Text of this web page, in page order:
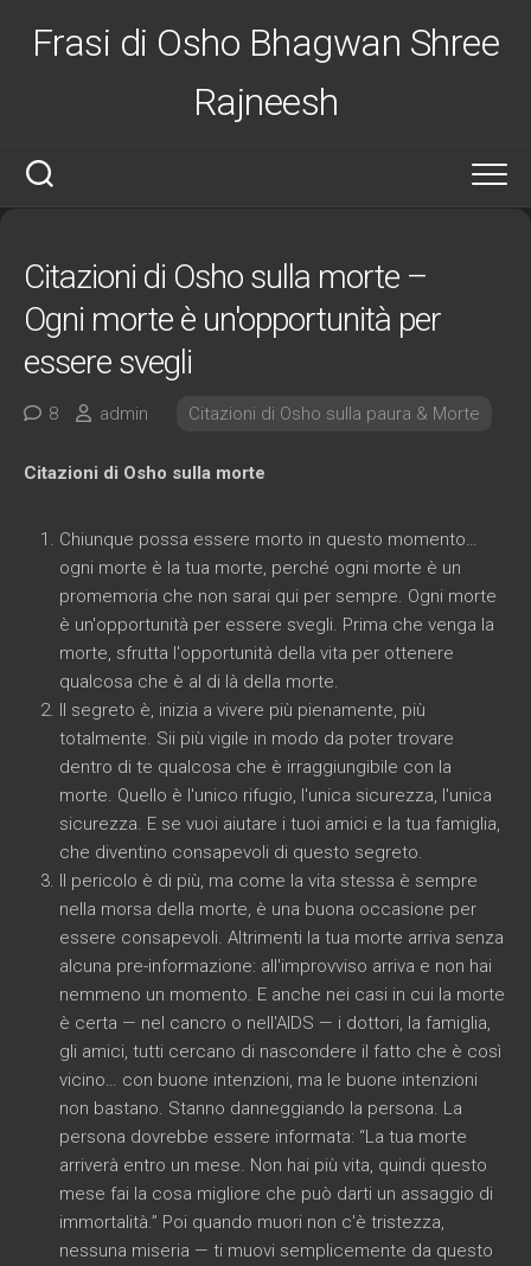
Frasi di Osho Bhagwan Shree
Rajneesh
Citazioni di Osho sulla morte –
Ogni morte è un'opportunità per
essere svegli
8 admin Citazioni di Osho sulla paura & Morte
Citazioni di Osho sulla morte
Chiunque possa essere morto in questo momento…
ogni morte è la tua morte, perché ogni morte è un
promemoria che non sarai qui per sempre. Ogni morte
è un'opportunità per essere svegli. Prima che venga la
morte, sfrutta l'opportunità della vita per ottenere
qualcosa che è al di là della morte.
Il segreto è, inizia a vivere più pienamente, più
totalmente. Sii più vigile in modo da poter trovare
dentro di te qualcosa che è irraggiungibile con la
morte. Quello è l'unico rifugio, l'unica sicurezza, l'unica
sicurezza. E se vuoi aiutare i tuoi amici e la tua famiglia,
che diventino consapevoli di questo segreto.
Il pericolo è di più, ma come la vita stessa è sempre
nella morsa della morte, è una buona occasione per
essere consapevoli. Altrimenti la tua morte arriva senza
alcuna pre-informazione: all'improvviso arriva e non hai
nemmeno un momento. E anche nei casi in cui la morte
è certa — nel cancro o nell'AIDS — i dottori, la famiglia,
gli amici, tutti cercano di nascondere il fatto che è così
vicino… con buone intenzioni, ma le buone intenzioni
non bastano. Stanno danneggiando la persona. La
persona dovrebbe essere informata: “La tua morte
arriverà entro un mese. Non hai più vita, quindi questo
mese fai la cosa migliore che può darti un assaggio di
immortalità.” Poi quando muori non c'è tristezza,
nessuna miseria — ti muovi semplicemente da questo